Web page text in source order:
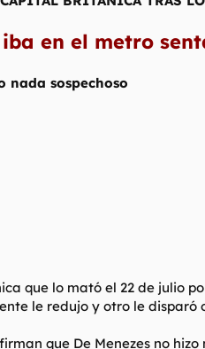
en el metro
nada sospechoso
que lo mató el 22 de julio
le redujo y otro le
que De Menezes no